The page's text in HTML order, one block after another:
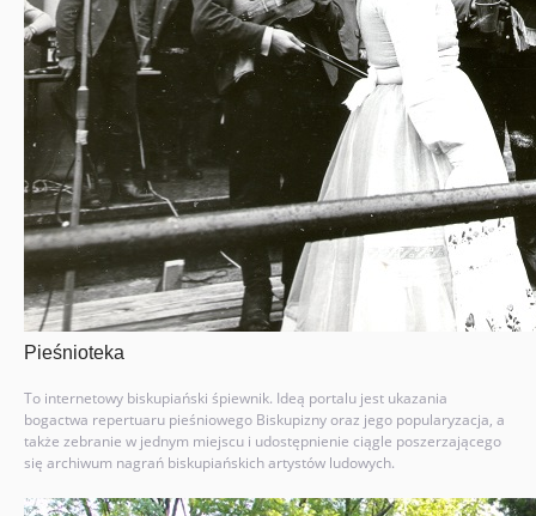
Pieśnioteka
To internetowy biskupiański śpiewnik. Ideą portalu jest ukazania
bogactwa repertuaru pieśniowego Biskupizny oraz jego popularyzacja, a
także zebranie w jednym miejscu i udostępnienie ciągle poszerzającego
się archiwum nagrań biskupiańskich artystów ludowych.